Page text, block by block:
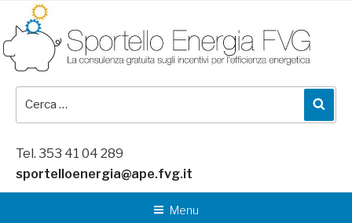
contenuto
Tel. 353 41 04 289
sportelloenergia@ape.fvg.it
Menu